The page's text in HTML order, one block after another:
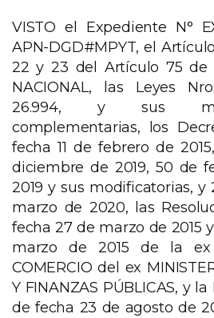
VISTO el Expediente N°
APN-DGD#MPYT, el
22 y 23 del Artículo 75 de
NACIONAL, las Leyes
26.994, y sus
complementarias, los
fecha 11 de febrero de
diciembre de 2019, 50 de
2019 y sus modificatorias, y
marzo de 2020, las
fecha 27 de marzo de 2015
marzo de 2015 de la ex
COMERCIO del ex
Y FINANZAS PÚBLICAS, y
de fecha 23 de agosto de